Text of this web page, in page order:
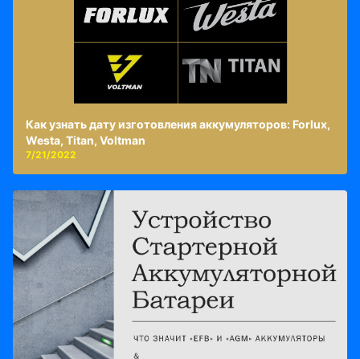
Как узнать дату изготовления аккумуляторов: Forlux,
Westa, Titan, Voltman
7/21/2022